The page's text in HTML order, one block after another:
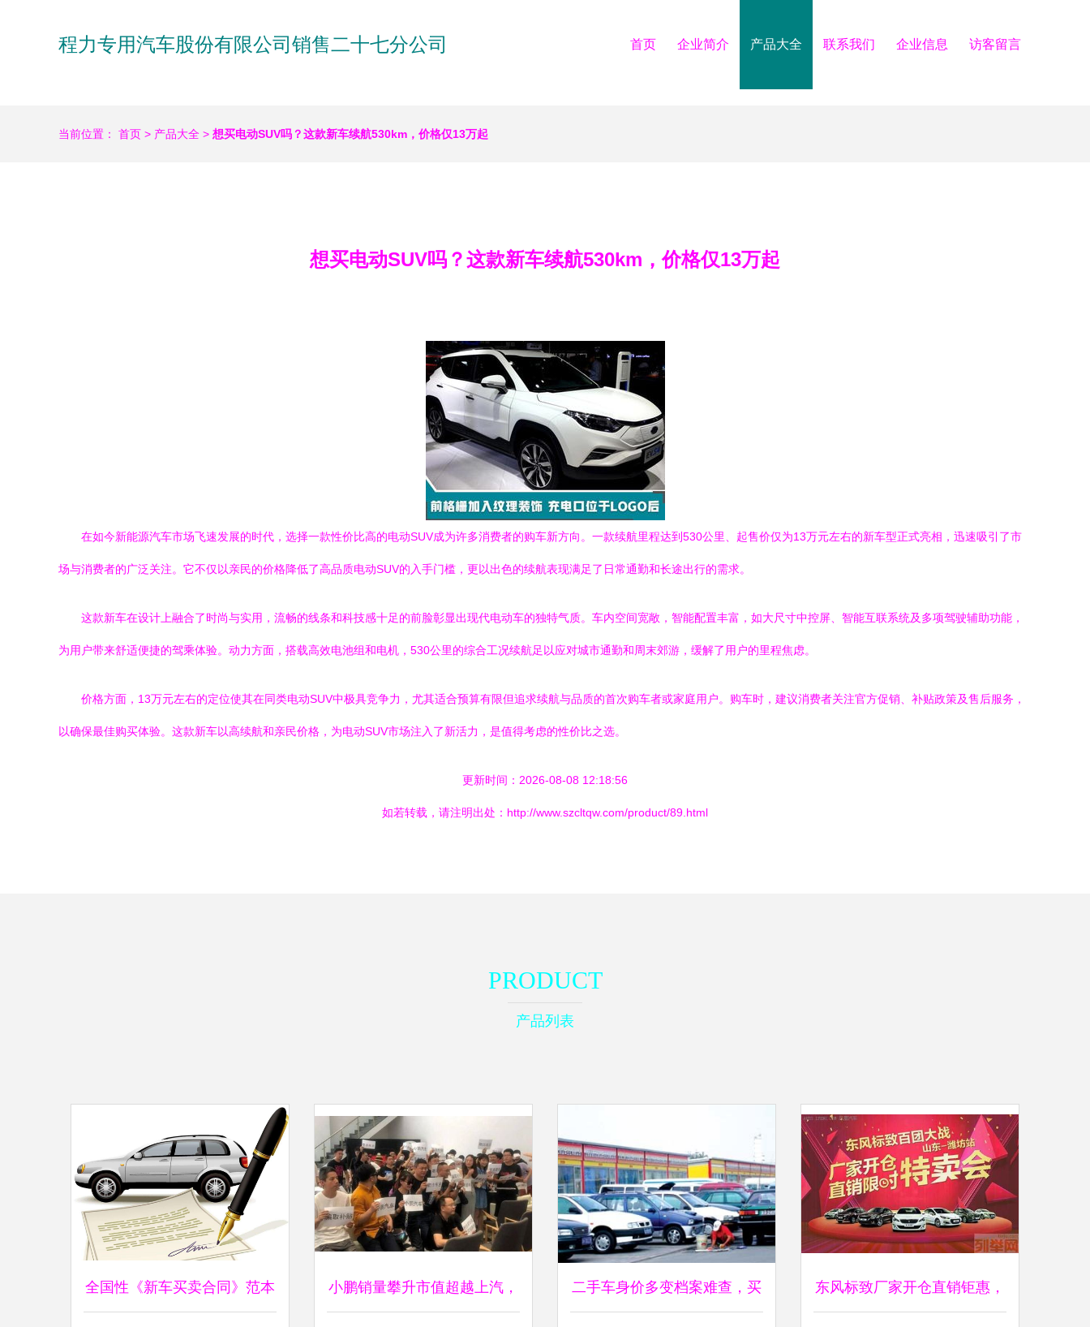
程力专用汽车股份有限公司销售二十七分公司 首页 企业简介 产品大全 联系我们 企业信息 访客留言
当前位置： 首页 > 产品大全 > 想买电动SUV吗？这款新车续航530km，价格仅13万起
想买电动SUV吗？这款新车续航530km，价格仅13万起
在如今新能源汽车市场飞速发展的时代，选择一款性价比高的电动SUV成为许多消费者的购车新方向。一款续航里程达到530公里、起售价仅为13万元左右的新车型正式亮相，迅速吸引了市
场与消费者的广泛关注。它不仅以亲民的价格降低了高品质电动SUV的入手门槛，更以出色的续航表现满足了日常通勤和长途出行的需求。
这款新车在设计上融合了时尚与实用，流畅的线条和科技感十足的前脸彰显出现代电动车的独特气质。车内空间宽敞，智能配置丰富，如大尺寸中控屏、智能互联系统及多项驾驶辅助功能，
为用户带来舒适便捷的驾乘体验。动力方面，搭载高效电池组和电机，530公里的综合工况续航足以应对城市通勤和周末郊游，缓解了用户的里程焦虑。
价格方面，13万元左右的定位使其在同类电动SUV中极具竞争力，尤其适合预算有限但追求续航与品质的首次购车者或家庭用户。购车时，建议消费者关注官方促销、补贴政策及售后服务，
以确保最佳购买体验。这款新车以高续航和亲民价格，为电动SUV市场注入了新活力，是值得考虑的性价比之选。
更新时间：2026-08-08 12:18:56
如若转载，请注明出处：http://www.szcltqw.com/product/89.html
PRODUCT
产品列表
全国性《新车买卖合同》范本 小鹏销量攀升市值超越上汽， 二手车身价多变档案难查，买 东风标致厂家开仓直销钜惠，